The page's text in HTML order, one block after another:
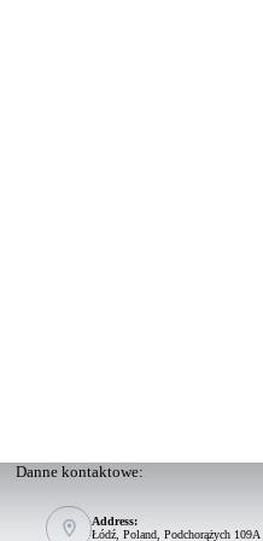
Danne kontaktowe:
Address:
Łódź, Poland, Podchorążych 109A